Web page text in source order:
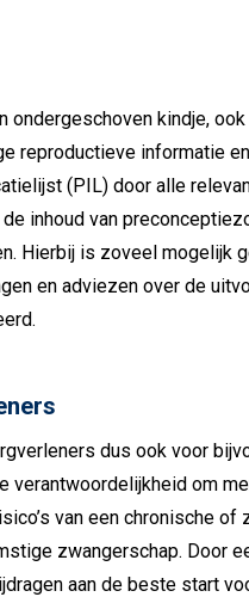
kindje,
reproductieve informatie
(PIL) door alle
inhoud van
Hierbij is zoveel mogelijk
en adviezen over de
dus ook voor
verantwoordelijkheid om
van een chronische
zwangerschap. Door
aan de beste start